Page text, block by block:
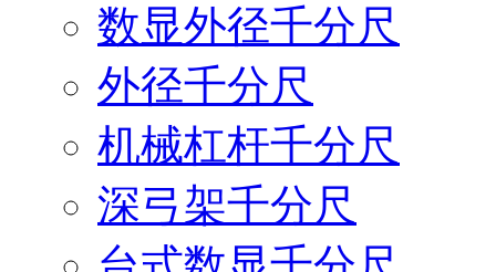
数显外径千分尺
外径千分尺
机械杠杆千分尺
深弓架千分尺